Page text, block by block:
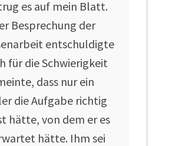
es auf mein Blatt.
Besprechung der
entschuldigte
für die Schwierigkeit
dass nur ein
die Aufgabe richtig
hätte, von dem er es
hätte. Ihm sei